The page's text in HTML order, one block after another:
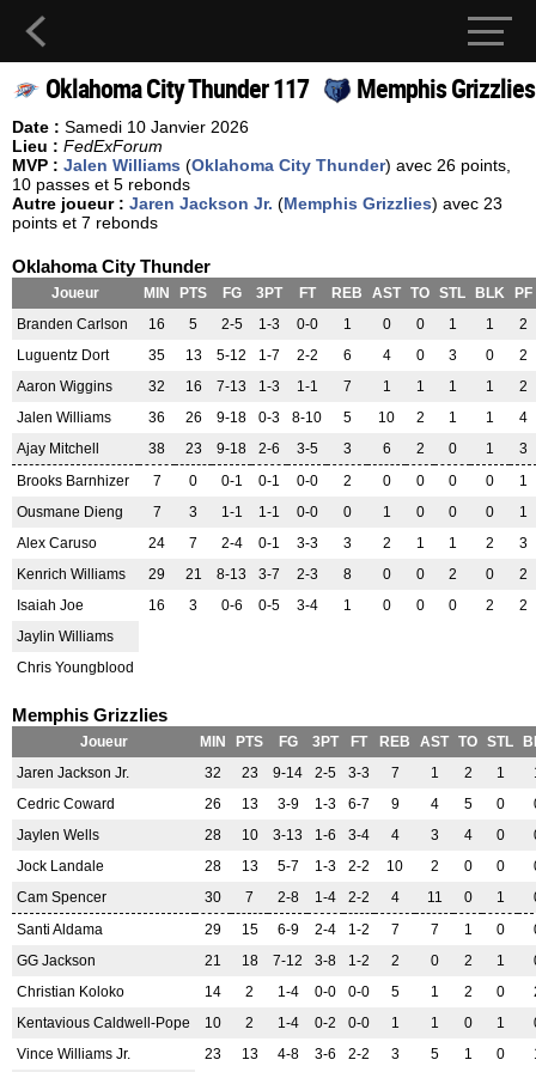
Oklahoma City Thunder 117 Memphis
Date : Samedi 10 Janvier 2026
Lieu : FedExForum
MVP : Jalen Williams (Oklahoma City Thunder) avec 26 points,
10 passes et 5 rebonds
Autre joueur : Jaren Jackson Jr. (Memphis Grizzlies) avec 23
points et 7 rebonds
Oklahoma City Thunder
Joueur MIN PTS FG 3PT FT REB AST TO STL BLK
PF
Branden Carlson
16 5 2-5 1-3 0-0 1 0 0 1 1
2
Luguentz Dort
35 13 5-12 1-7 2-2 6 4 0 3 0
2
Aaron Wiggins
32 16 7-13 1-3 1-1 7 1 1 1 1
2
Jalen Williams
36 26 9-18 0-3 8-10 5 10 2 1 1
4
Ajay Mitchell
38 23 9-18 2-6 3-5 3 6 2 0 1
3
Brooks Barnhizer
7 0 0-1 0-1 0-0 2 0 0 0 0
1
Ousmane Dieng
7 3 1-1 1-1 0-0 0 1 0 0 0
1
Alex Caruso
24 7 2-4 0-1 3-3 3 2 1 1 2
3
Kenrich Williams
29 21 8-13 3-7 2-3 8 0 0 2 0
2
Isaiah Joe
16 3 0-6 0-5 3-4 1 0 0 0 2
2
Jaylin Williams
Chris Youngblood
Memphis Grizzlies
Joueur MIN PTS FG 3PT FT REB AST TO STL
Jaren Jackson Jr.
32 23 9-14 2-5 3-3 7 1 2 1
Cedric Coward
26 13 3-9 1-3 6-7 9 4 5 0
Jaylen Wells
28 10 3-13 1-6 3-4 4 3 4 0
Jock Landale
28 13 5-7 1-3 2-2 10 2 0 0
Cam Spencer
30 7 2-8 1-4 2-2 4 11 0 1
Santi Aldama
29 15 6-9 2-4 1-2 7 7 1 0
GG Jackson
21 18 7-12 3-8 1-2 2 0 2 1
Christian Koloko
14 2 1-4 0-0 0-0 5 1 2 0
Kentavious Caldwell-Pope
10 2 1-4 0-2 0-0 1 1 0 1
Vince Williams Jr.
23 13 4-8 3-6 2-2 3 5 1 0